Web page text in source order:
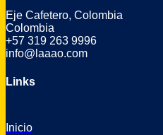
Eje Cafetero, Colombia
Colombia
+57 319 263 9996
info@laaao.com
Links
Inicio